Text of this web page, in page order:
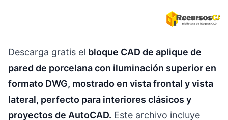
Descarga gratis el bloque CAD de aplique de
pared de porcelana con iluminación superior en
formato DWG, mostrado en vista frontal y vista
lateral, perfecto para interiores clásicos y
proyectos de AutoCAD. Este archivo incluye